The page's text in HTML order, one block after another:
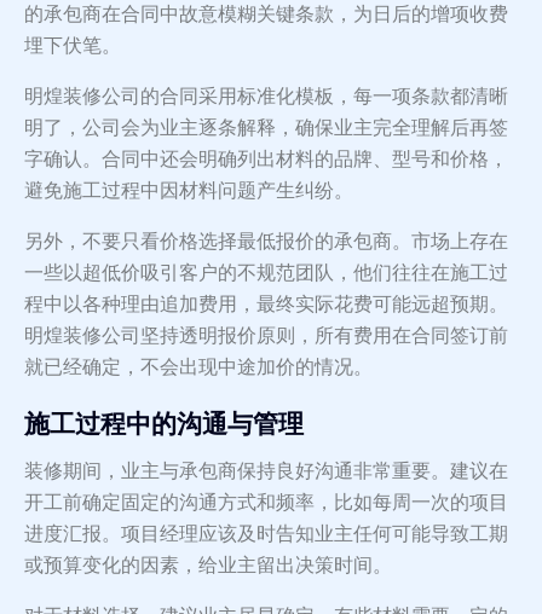
的承包商在合同中故意模糊关键条款，为日后的增项收费
埋下伏笔。
明煌装修公司的合同采用标准化模板，每一项条款都清晰
明了，公司会为业主逐条解释，确保业主完全理解后再签
字确认。合同中还会明确列出材料的品牌、型号和价格，
避免施工过程中因材料问题产生纠纷。
另外，不要只看价格选择最低报价的承包商。市场上存在
一些以超低价吸引客户的不规范团队，他们往往在施工过
程中以各种理由追加费用，最终实际花费可能远超预期。
明煌装修公司坚持透明报价原则，所有费用在合同签订前
就已经确定，不会出现中途加价的情况。
施工过程中的沟通与管理
装修期间，业主与承包商保持良好沟通非常重要。建议在
开工前确定固定的沟通方式和频率，比如每周一次的项目
进度汇报。项目经理应该及时告知业主任何可能导致工期
或预算变化的因素，给业主留出决策时间。